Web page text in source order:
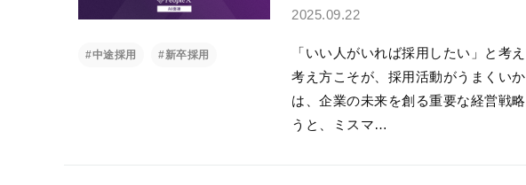
#中途採用 #新卒採用
2025.09.22
「いい人がいれば採用したい」と考
考え方こそが、採用活動がうまくい
は、企業の未来を創る重要な経営戦
うと、ミスマ…